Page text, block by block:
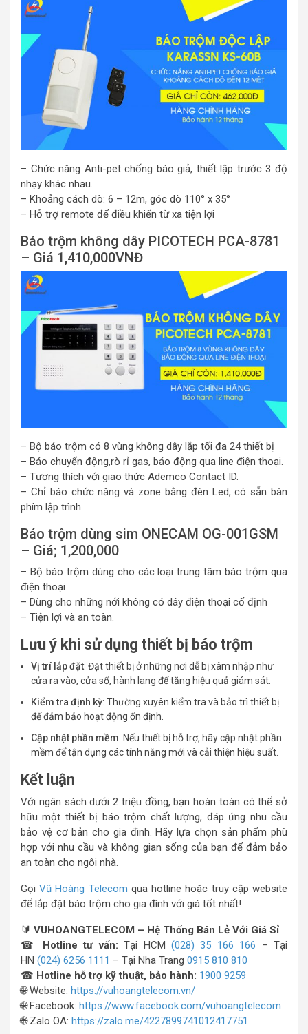
– Chức năng Anti-pet chống báo giả, thiết lập trước 3 độ
nhạy khác nhau.
– Khoảng cách dò: 6 – 12m, góc dò 110° x 35°
– Hỗ trợ remote để điều khiển từ xa tiện lợi
Báo trộm không dây PICOTECH PCA-8781
– Giá 1,410,000VNĐ
– Bộ báo trộm có 8 vùng không dây lắp tối đa 24 thiết bị
– Báo chuyển động,rò rỉ gas, báo động qua line điện thoại.
– Tương thích với giao thức Ademco Contact ID.
– Chỉ báo chức năng và zone bằng đèn Led, có sẵn bàn
phím lập trình
Báo trộm dùng sim ONECAM OG-001GSM
– Giá; 1,200,000
– Bộ báo trộm dùng cho các loại trung tâm báo trộm qua
điện thoại
– Dùng cho những nới không có dây điện thoại cố định
– Tiện lợi và an toàn.
Lưu ý khi sử dụng thiết bị báo trộm
Vị trí lắp đặt: Đặt thiết bị ở những nơi dễ bị xâm nhập như
cửa ra vào, cửa sổ, hành lang để tăng hiệu quả giám sát.
Kiểm tra định kỳ: Thường xuyên kiểm tra và bảo trì thiết bị
để đảm bảo hoạt động ổn định.
Cập nhật phần mềm: Nếu thiết bị hỗ trợ, hãy cập nhật phần
mềm để tận dụng các tính năng mới và cải thiện hiệu suất.
Kết luận
Với ngân sách dưới 2 triệu đồng, bạn hoàn toàn có thể sở
hữu một thiết bị báo trộm chất lượng, đáp ứng nhu cầu
bảo vệ cơ bản cho gia đình. Hãy lựa chọn sản phẩm phù
hợp với nhu cầu và không gian sống của bạn để đảm bảo
an toàn cho ngôi nhà.
GọiVũ Hoàng Telecom qua hotline hoặc truy cập website
để lắp đặt báo trộm cho gia đình với giá tốt nhất!
🔰 VUHOANGTELECOM – Hệ Thống Bán Lẻ Với Giá Sỉ
☎ Hotline tư vấn: Tại HCM (028) 35 166 166 – Tại
HN (024) 6256 1111 – Tại Nha Trang 0915 810 810
☎ Hotline hỗ trợ kỹ thuật, bảo hành: 1900 9259
🌐 Website: https://vuhoangtelecom.vn/
🌐 Facebook: https://www.facebook.com/vuhoangtelecom
🌐 Zalo OA: https://zalo.me/4227899741012417751